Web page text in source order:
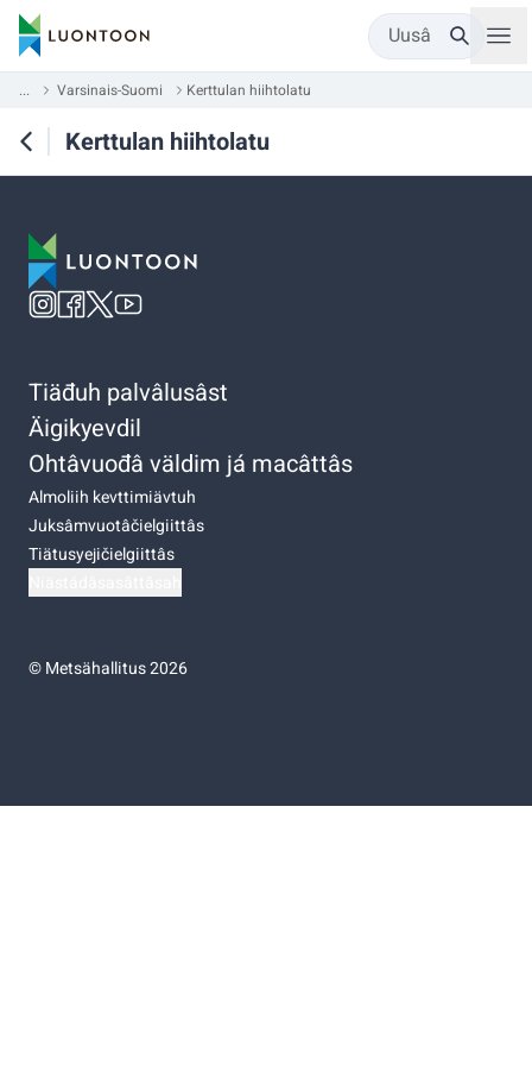
Uusâ
... Varsinais-Suomi Kerttulan hiihtolatu
Kerttulan hiihtolatu
Tiäđuh palvâlusâst
Äigikyevdil
Ohtâvuođâ väldim já macâttâs
Almoliih kevttimiävtuh
Juksâmvuotâčielgiittâs
Tiätusyejičielgiittâs
©Metsähallitus 2026